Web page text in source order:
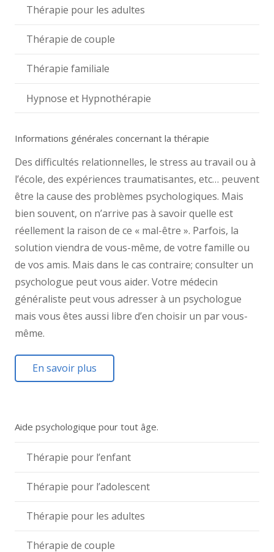
Thérapie pour les adultes
Thérapie de couple
Thérapie familiale
Hypnose et Hypnothérapie
Informations générales concernant la thérapie
Des difficultés relationnelles, le stress au travail ou à
l’école, des expériences traumatisantes, etc… peuvent
être la cause des problèmes psychologiques. Mais
bien souvent, on n’arrive pas à savoir quelle est
réellement la raison de ce « mal-être ». Parfois, la
solution viendra de vous-même, de votre famille ou
de vos amis. Mais dans le cas contraire; consulter un
psychologue peut vous aider. Votre médecin
généraliste peut vous adresser à un psychologue
mais vous êtes aussi libre d’en choisir un par vous-
même.
En savoir plus
Aide psychologique pour tout âge.
Thérapie pour l’enfant
Thérapie pour l’adolescent
Thérapie pour les adultes
Thérapie de couple